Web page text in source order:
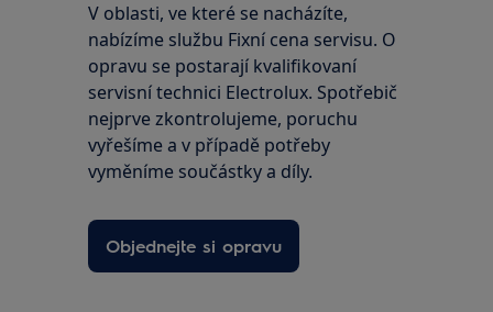
V oblasti, ve které se nacházíte,
nabízíme službu Fixní cena servisu. O
opravu se postarají kvalifikovaní
servisní technici Electrolux. Spotřebič
nejprve zkontrolujeme, poruchu
vyřešíme a v případě potřeby
vyměníme součástky a díly.
Objednejte si opravu